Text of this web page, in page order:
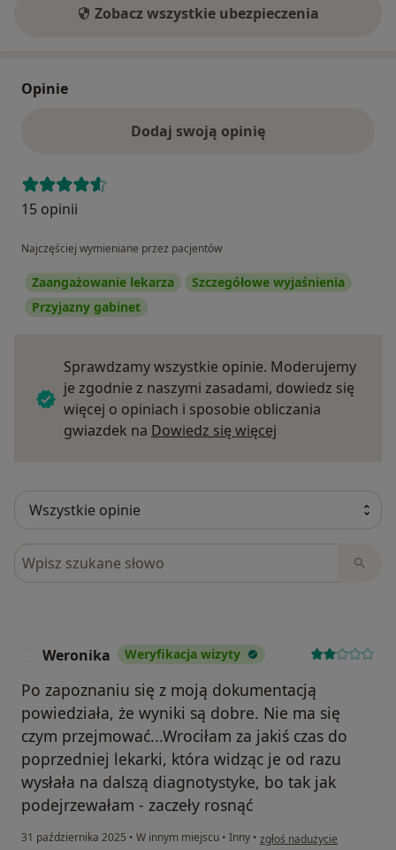
Zobacz wszystkie ubezpieczenia
Opinie
Dodaj swoją opinię
15 opinii
Najczęściej wymieniane przez pacjentów
Zaangażowanie lekarza
Szczegółowe wyjaśnienia
Przyjazny gabinet
Sprawdzamy wszystkie opinie. Moderujemy
je zgodnie z naszymi zasadami, dowiedz się
więcej o opiniach i sposobie obliczania
gwiazdek na Dowiedz się więcej
Szukaj w opiniach
Weronika Weryfikacja wizyty
Po zapoznaniu się z moją dokumentacją
powiedziała, że wyniki są dobre. Nie ma się
czym przejmować...Wrociłam za jakiś czas do
poprzedniej lekarki, która widząc je od razu
wysłała na dalszą diagnotystyke, bo tak jak
podejrzewałam - zaczeły rosnąć
31 października 2025 • W innym miejscu • Inny • w opinii użytkownika
zgłoś nadużycie